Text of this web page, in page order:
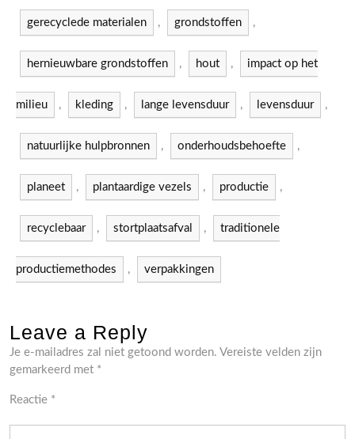
gerecyclede materialen , grondstoffen ,
hernieuwbare grondstoffen , hout , impact op het
milieu , kleding , lange levensduur , levensduur ,
natuurlijke hulpbronnen , onderhoudsbehoefte ,
planeet , plantaardige vezels , productie ,
recyclebaar , stortplaatsafval , traditionele
productiemethodes , verpakkingen
Leave a Reply
Je e-mailadres zal niet getoond worden. Vereiste velden zijn
gemarkeerd met *
Reactie *